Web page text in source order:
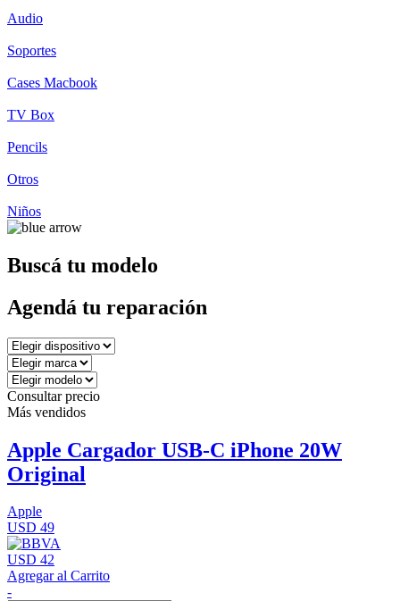
Audio
Soportes
Cases Macbook
TV Box
Pencils
Otros
Niños
Buscá tu modelo
Agendá tu reparación
Consultar precio
Más vendidos
Apple Cargador USB-C iPhone 20W
Original
Apple
USD 49
USD 42
Agregar al Carrito
-